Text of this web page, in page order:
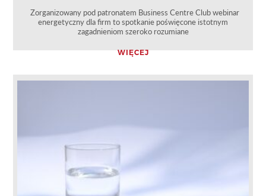
Zorganizowany pod patronatem Business Centre Club webinar
energetyczny dla firm to spotkanie poświęcone istotnym
zagadnieniom szeroko rozumiane
WIĘCEJ